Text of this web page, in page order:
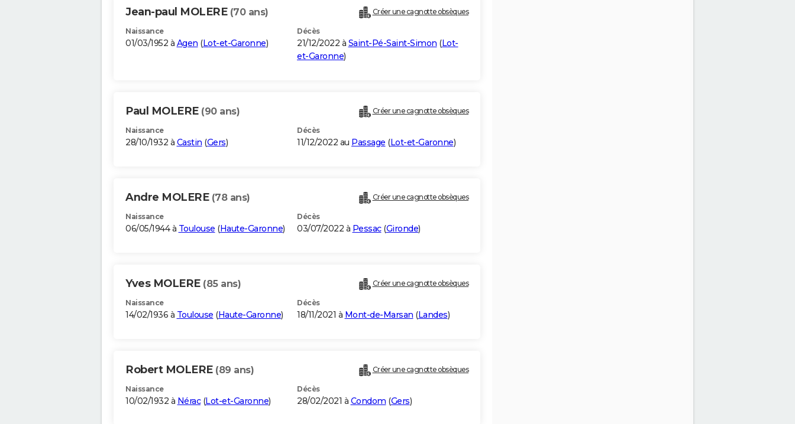
Jean-paul MOLERE (70 ans) Créer une cagnotte obsèques
Naissance
01/03/1952 à Agen (Lot-et-Garonne)
Décès
21/12/2022 à Saint-Pé-Saint-Simon (Lot-
et-Garonne)
Paul MOLERE (90 ans) Créer une cagnotte obsèques
Naissance
28/10/1932 à Castin (Gers)
Décès
11/12/2022 au Passage (Lot-et-Garonne)
Andre MOLERE (78 ans) Créer une cagnotte obsèques
Naissance
06/05/1944 à Toulouse (Haute-Garonne)
Décès
03/07/2022 à Pessac(Gironde)
Yves MOLERE (85 ans) Créer une cagnotte obsèques
Naissance
14/02/1936 à Toulouse (Haute-Garonne)
Décès
18/11/2021 à Mont-de-Marsan (Landes)
Robert MOLERE (89 ans) Créer une cagnotte obsèques
Naissance
10/02/1932 à Nérac(Lot-et-Garonne)
Décès
28/02/2021 à Condom (Gers)